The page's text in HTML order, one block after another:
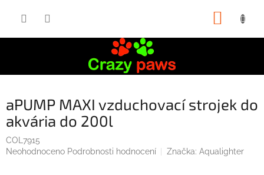
aPUMP MAXI vzduchovací strojek do
akvária do 200l
COL7915
Průměrné
Neohodnoceno Podrobnosti hodnocení Značka: Aqualighter